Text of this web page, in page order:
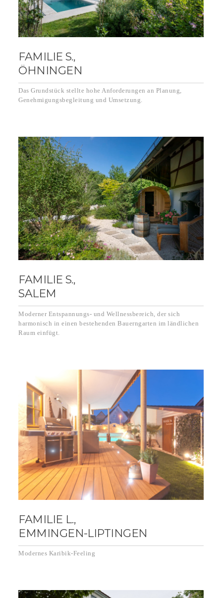
FAMILIE S.,
ÖHNINGEN
Das Grundstück stellte hohe Anforderungen an Planung,
Genehmigungsbegleitung und Umsetzung.
FAMILIE S.,
SALEM
Moderner Entspannungs- und Wellnessbereich, der sich
harmonisch in einen bestehenden Bauerngarten im ländlichen
Raum einfügt.
FAMILIE L.,
EMMINGEN-LIPTINGEN
Modernes Karibik-Feeling